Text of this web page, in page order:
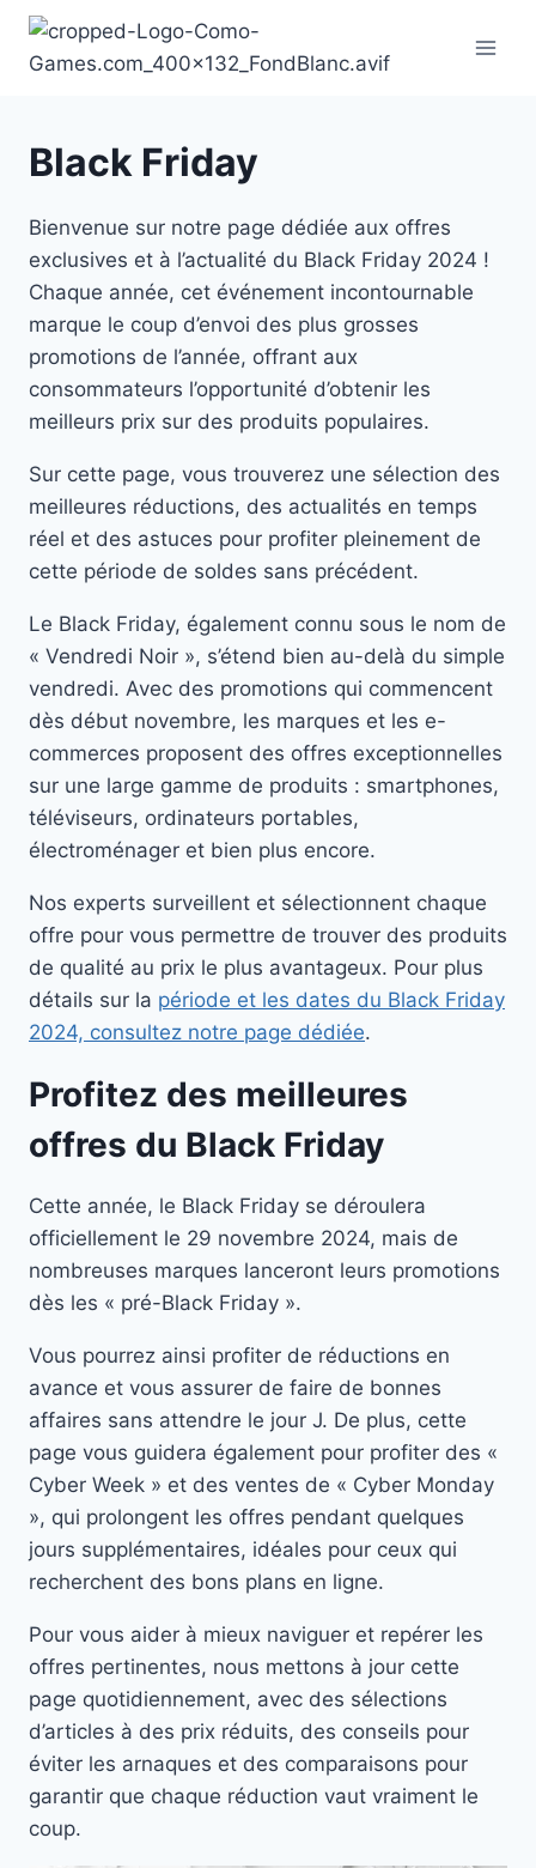
Aller
contenu
Black Friday
Bienvenue sur notre page dédiée aux offres
exclusives et à l’actualité du Black Friday 2024 !
Chaque année, cet événement incontournable
marque le coup d’envoi des plus grosses
promotions de l’année, offrant aux
consommateurs l’opportunité d’obtenir les
meilleurs prix sur des produits populaires.
Sur cette page, vous trouverez une sélection des
meilleures réductions, des actualités en temps
réel et des astuces pour profiter pleinement de
cette période de soldes sans précédent.
Le Black Friday, également connu sous le nom de
« Vendredi Noir », s’étend bien au-delà du simple
vendredi. Avec des promotions qui commencent
dès début novembre, les marques et les e-
commerces proposent des offres exceptionnelles
sur une large gamme de produits : smartphones,
téléviseurs, ordinateurs portables,
électroménager et bien plus encore.
Nos experts surveillent et sélectionnent chaque
offre pour vous permettre de trouver des produits
de qualité au prix le plus avantageux. Pour plus
détails sur la période et les dates du Black Friday
2024, consultez notre page dédiée.
Profitez des meilleures
offres du Black Friday
Cette année, le Black Friday se déroulera
officiellement le 29 novembre 2024, mais de
nombreuses marques lanceront leurs promotions
dès les « pré-Black Friday ».
Vous pourrez ainsi profiter de réductions en
avance et vous assurer de faire de bonnes
affaires sans attendre le jour J. De plus, cette
page vous guidera également pour profiter des «
Cyber Week » et des ventes de « Cyber Monday
», qui prolongent les offres pendant quelques
jours supplémentaires, idéales pour ceux qui
recherchent des bons plans en ligne.
Pour vous aider à mieux naviguer et repérer les
offres pertinentes, nous mettons à jour cette
page quotidiennement, avec des sélections
d’articles à des prix réduits, des conseils pour
éviter les arnaques et des comparaisons pour
garantir que chaque réduction vaut vraiment le
coup.